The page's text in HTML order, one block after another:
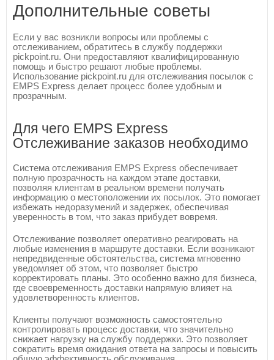
Дополнительные советы
Если у вас возникли вопросы или проблемы с
отслеживанием, обратитесь в службу поддержки
pickpoint.ru. Они предоставляют квалифицированную
помощь и быстро решают любые проблемы.
Использование pickpoint.ru для отслеживания посылок с
EMPS Express делает процесс более удобным и
прозрачным.
Для чего EMPS Express
Отслеживание заказов необходимо
Система отслеживания EMPS Express обеспечивает
полную прозрачность на каждом этапе доставки,
позволяя клиентам в реальном времени получать
информацию о местоположении их посылок. Это помогает
избежать недоразумений и задержек, обеспечивая
уверенность в том, что заказ прибудет вовремя.
Отслеживание позволяет оперативно реагировать на
любые изменения в маршруте доставки. Если возникают
непредвиденные обстоятельства, система мгновенно
уведомляет об этом, что позволяет быстро
корректировать планы. Это особенно важно для бизнеса,
где своевременность доставки напрямую влияет на
удовлетворенность клиентов.
Клиенты получают возможность самостоятельно
контролировать процесс доставки, что значительно
снижает нагрузку на службу поддержки. Это позволяет
сократить время ожидания ответа на запросы и повысить